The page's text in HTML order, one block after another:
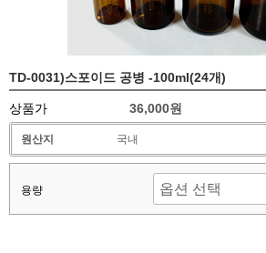
TD-0031)스포이드 공병 -100ml(24개)
상품가 36,000원
원산지 국내
용량